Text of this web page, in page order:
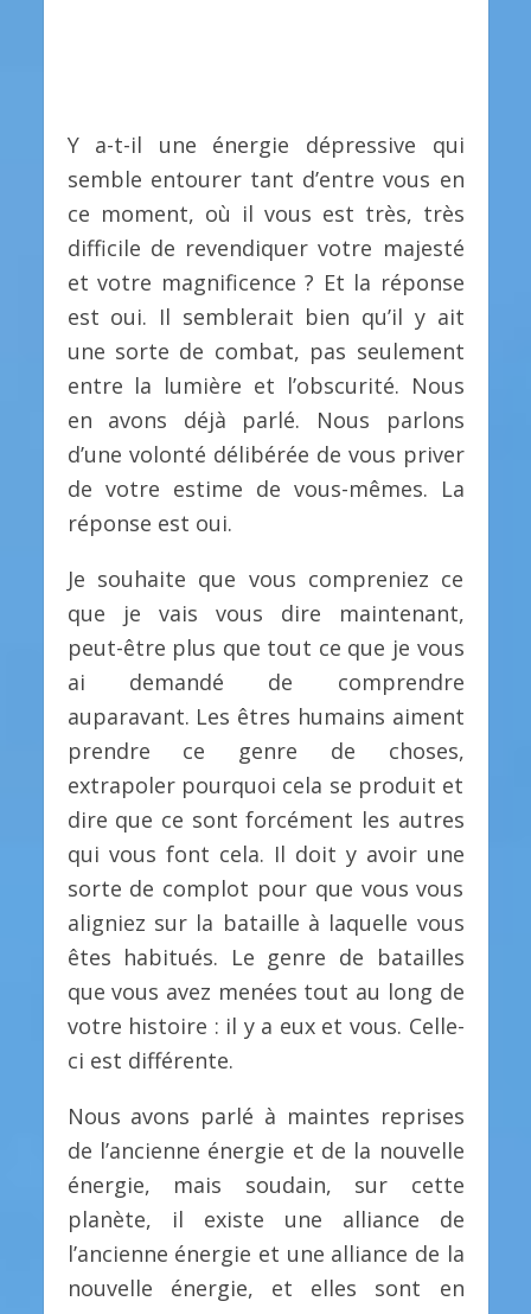
Y a-t-il une énergie dépressive qui
semble entourer tant d’entre vous en
ce moment, où il vous est très, très
difficile de revendiquer votre majesté
et votre magnificence ? Et la réponse
est oui. Il semblerait bien qu’il y ait
une sorte de combat, pas seulement
entre la lumière et l’obscurité. Nous
en avons déjà parlé. Nous parlons
d’une volonté délibérée de vous priver
de votre estime de vous-mêmes. La
réponse est oui.
Je souhaite que vous compreniez ce
que je vais vous dire maintenant,
peut-être plus que tout ce que je vous
ai demandé de comprendre
auparavant. Les êtres humains aiment
prendre ce genre de choses,
extrapoler pourquoi cela se produit et
dire que ce sont forcément les autres
qui vous font cela. Il doit y avoir une
sorte de complot pour que vous vous
aligniez sur la bataille à laquelle vous
êtes habitués. Le genre de batailles
que vous avez menées tout au long de
votre histoire : il y a eux et vous. Celle-
ci est différente.
Nous avons parlé à maintes reprises
de l’ancienne énergie et de la nouvelle
énergie, mais soudain, sur cette
planète, il existe une alliance de
l’ancienne énergie et une alliance de la
nouvelle énergie, et elles sont en